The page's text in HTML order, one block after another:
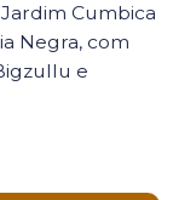
Cumbica
Negra, com
e